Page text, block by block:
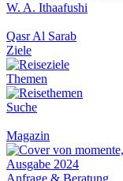
W. A. Ithaafushi
Qasr Al Sarab
Ziele
Themen
Suche
Magazin